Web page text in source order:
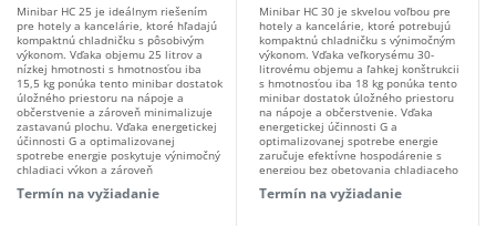
Minibar HC 25 je ideálnym riešením
pre hotely a kancelárie, ktoré hľadajú
kompaktnú chladničku s pôsobivým
výkonom. Vďaka objemu 25 litrov a
nízkej hmotnosti s hmotnosťou iba
15,5 kg ponúka tento minibar dostatok
úložného priestoru na nápoje a
občerstvenie a zároveň minimalizuje
zastavanú plochu. Vďaka energetickej
účinnosti G a optimalizovanej
spotrebe energie poskytuje výnimočný
chladiaci výkon a zároveň
Jeho elegantný dizajn dvierok navyše
Termín na vyžiadanie
Minibar HC 30 je skvelou voľbou pre
hotely a kancelárie, ktoré potrebujú
kompaktnú chladničku s výnimočným
výkonom. Vďaka veľkorysému 30-
litrovému objemu a ľahkej konštrukcii
s hmotnosťou iba 18 kg ponúka tento
minibar dostatok úložného priestoru
na nápoje a občerstvenie. Vďaka
energetickej účinnosti G a
optimalizovanej spotrebe energie
zaručuje efektívne hospodárenie s
energiou bez obetovania chladiaceho
dvierok bez námahy ladí s akýmkoľvek
Termín na vyžiadanie